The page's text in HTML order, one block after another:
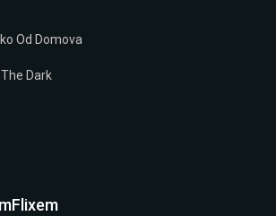
Od Domova
Dark